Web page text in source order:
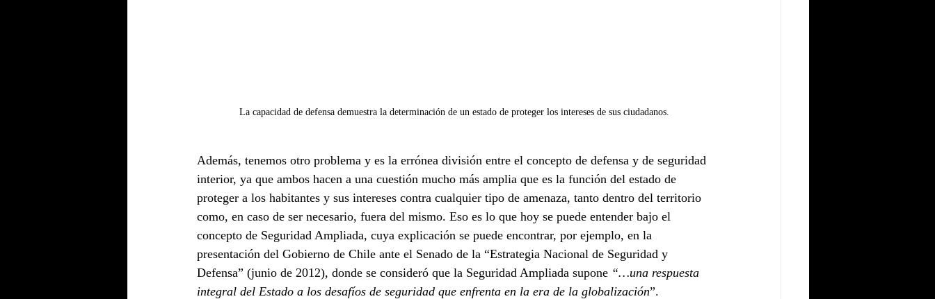
La capacidad de defensa demuestra la determinación de un estado de proteger los intereses de sus ciudadanos.
Además, tenemos otro problema y es la errónea división entre el concepto de defensa y de seguridad
interior, ya que ambos hacen a una cuestión mucho más amplia que es la función del estado de
proteger a los habitantes y sus intereses contra cualquier tipo de amenaza, tanto dentro del territorio
como, en caso de ser necesario, fuera del mismo. Eso es lo que hoy se puede entender bajo el
concepto de Seguridad Ampliada, cuya explicación se puede encontrar, por ejemplo, en la
presentación del Gobierno de Chile ante el Senado de la “Estrategia Nacional de Seguridad y
Defensa” (junio de 2012), donde se consideró que la Seguridad Ampliada supone “…una respuesta
integral del Estado a los desafíos de seguridad que enfrenta en la era de la globalización”.